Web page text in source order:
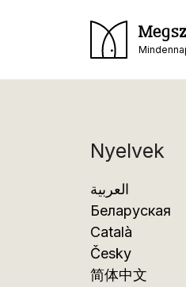
Nyelvek
العربية
Беларуская
Català
Česky
简体中文